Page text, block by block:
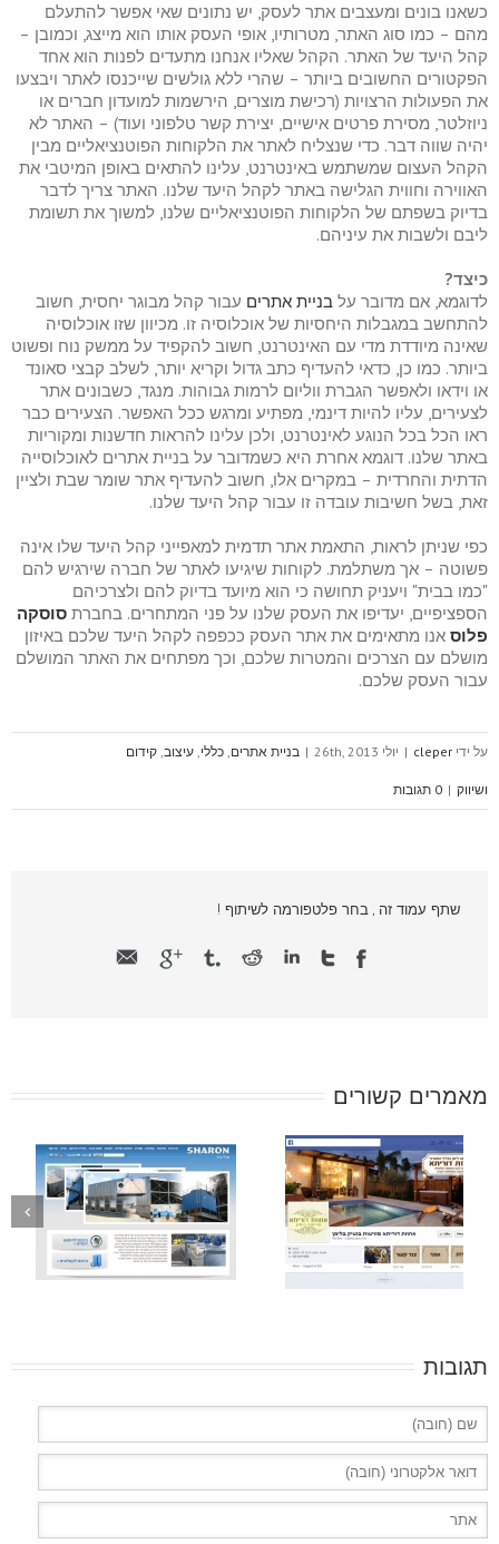
כשאנו בונים ומעצבים אתר לעסק, יש נתונים שאי אפשר להתעלם
מהם – כמו סוג האתר, מטרותיו, אופי העסק אותו הוא מייצג, וכמובן –
קהל היעד של האתר. הקהל שאליו אנחנו מתעדים לפנות הוא אחד
הפקטורים החשובים ביותר – שהרי ללא גולשים שייכנסו לאתר ויבצעו
את הפעולות הרצויות (רכישת מוצרים, הירשמות למועדון חברים או
ניוזלטר, מסירת פרטים אישיים, יצירת קשר טלפוני ועוד) – האתר לא
יהיה שווה דבר. כדי שנצליח לאתר את הלקוחות הפוטנציאליים מבין
הקהל העצום שמשתמש באינטרנט, עלינו להתאים באופן המיטבי את
האווירה וחווית הגלישה באתר לקהל היעד שלנו. האתר צריך לדבר
בדיוק בשפתם של הלקוחות הפוטנציאליים שלנו, למשוך את תשומת
ליבם ולשבות את עיניהם.
כיצד?
לדוגמא, אם מדובר על בניית אתרים עבור קהל מבוגר יחסית, חשוב
להתחשב במגבלות היחסיות של אוכלוסיה זו. מכיוון שזו אוכלוסיה
שאינה מיודדת מדי עם האינטרנט, חשוב להקפיד על ממשק נוח ופשוט
ביותר. כמו כן, כדאי להעדיף כתב גדול וקריא יותר, לשלב קבצי סאונד
או וידאו ולאפשר הגברת ווליום לרמות גבוהות. מנגד, כשבונים אתר
לצעירים, עליו להיות דינמי, מפתיע ומרגש ככל האפשר. הצעירים כבר
ראו הכל בכל הנוגע לאינטרנט, ולכן עלינו להראות חדשנות ומקוריות
באתר שלנו. דוגמא אחרת היא כשמדובר על בניית אתרים לאוכלוסייה
הדתית והחרדית – במקרים אלו, חשוב להעדיף אתר שומר שבת ולציין
זאת, בשל חשיבות עובדה זו עבור קהל היעד שלנו.
כפי שניתן לראות, התאמת אתר תדמית למאפייני קהל היעד שלו אינה
פשוטה – אך משתלמת. לקוחות שיגיעו לאתר של חברה שירגיש להם
"כמו בבית" ויעניק תחושה כי הוא מיועד בדיוק להם ולצרכיהם
הספציפיים, יעדיפו את העסק שלנו על פני המתחרים. בחברת סוסקה
פלוסאנו מתאימים את אתר העסק ככפפה לקהל היעד שלכם באיזון
מושלם עם הצרכים והמטרות שלכם, וכך מפתחים את האתר המושלם
עבור העסק שלכם.
על ידי cleper
| יולי 26th, 2013 | בניית אתרים, כללי, עיצוב, קידום
ושיווק | 0 תגובות
שתף עמוד זה , בחר פלטפורמה לשיתוף !
מאמרים קשורים
תגובות